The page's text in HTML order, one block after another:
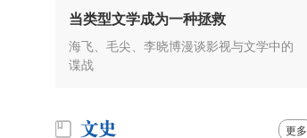
当类型文学成为一种拯救
海飞、毛尖、李晓博漫谈影视与文学中的
谍战
更多